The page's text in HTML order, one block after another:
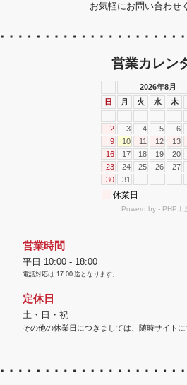
お気軽にお問い合わせ
営業カレン
営業時間
平日 10:00 - 18:00
電話対応は 17:00 迄となります。
定休日
土・日・祝
その他の休業日につきましては、随時サイトに